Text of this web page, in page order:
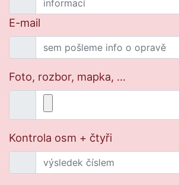
E-mail
Foto, rozbor, mapka, ...
Kontrola osm + čtyři